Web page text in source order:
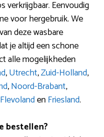
verkrijgbaar. Eenvoudig
voor hergebruik. We
deze wasbare
je altijd een schone
alle mogelijkheden
,Utrecht,Zuid-Holland,
,Noord-Brabant,
FlevolandenFriesland.
bestellen?